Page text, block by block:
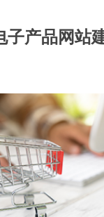
子产品网站